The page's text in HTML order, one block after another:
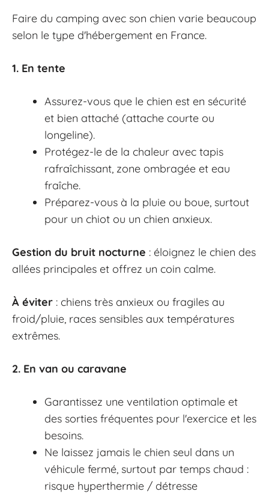
Faire du camping avec son chien varie beaucoup
selon le type d'hébergement en France.
1. En tente
Assurez-vous que le chien est en sécurité
et bien attaché (attache courte ou
longeline).
Protégez-le de la chaleur avec tapis
rafraîchissant, zone ombragée et eau
fraîche.
Préparez-vous à la pluie ou boue, surtout
pour un chiot ou un chien anxieux.
Gestion du bruit nocturne : éloignez le chien des
allées principales et offrez un coin calme.
À éviter : chiens très anxieux ou fragiles au
froid/pluie, races sensibles aux températures
extrêmes.
2. En van ou caravane
Garantissez une ventilation optimale et
des sorties fréquentes pour l'exercice et les
besoins.
Ne laissez jamais le chien seul dans un
véhicule fermé, surtout par temps chaud :
risque hyperthermie / détresse